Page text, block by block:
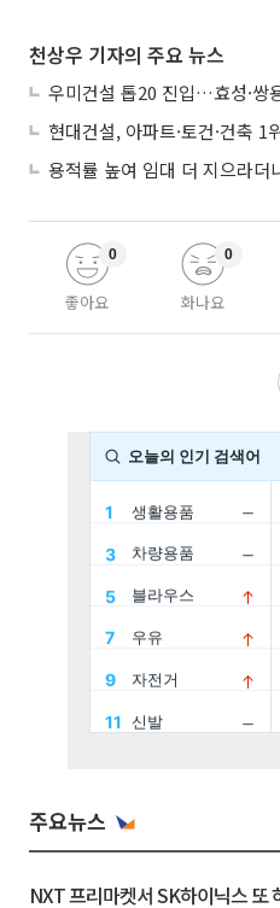
천상우 기자의 주요 뉴스
우미건설 톱20 진입…효성·쌍
좋아요
0
화나요
0
주요뉴스
NXT 프리마켓서 SK하이닉스 또